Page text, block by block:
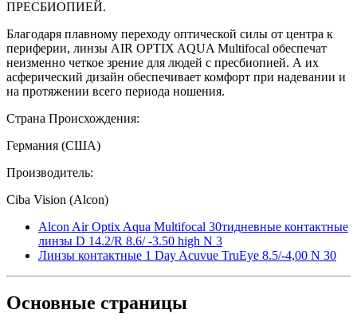
ПРЕСБИОПИЕЙ.
Благодаря плавному переходу оптической силы от центра к
периферии, линзы AIR OPTIX AQUA Multifocal обеспечат
неизменно четкое зрение для людей с пресбиопией. А их
асферический дизайн обеспечивает комфорт при надевании и
на протяжении всего периода ношения.
Страна Происхождения:
Германия (США)
Производитель:
Ciba Vision (Alcon)
Alcon Air Optix Aqua Multifocal 30тидневные контактные
линзы D 14.2/R 8.6/ -3.50 high N 3
Линзы контактные 1 Day Acuvue TruEye 8.5/-4,00 N 30
Основные страницы